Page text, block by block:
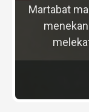
Martabat